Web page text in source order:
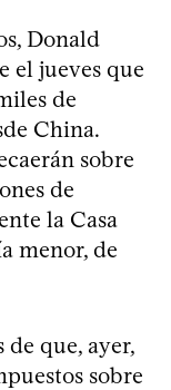
Donald
el jueves que
de
China.
sobre
de
la Casa
menor, de
que, ayer,
sobre